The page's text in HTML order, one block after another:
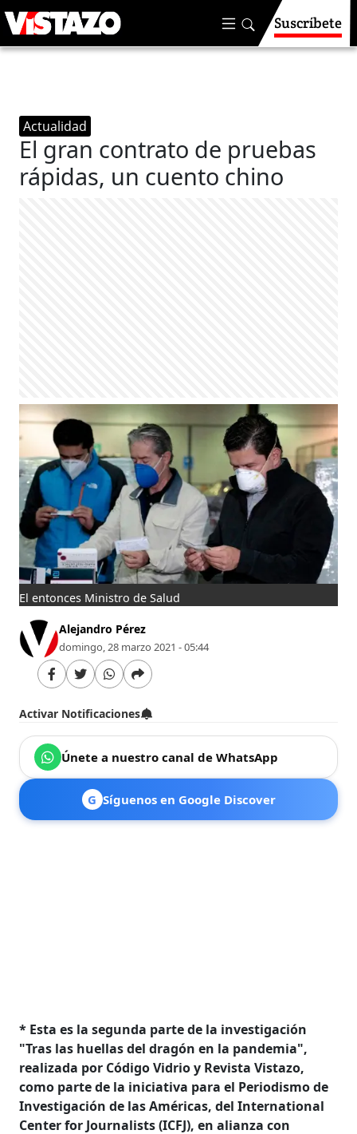
Suscríbete
Actualidad
El gran contrato de pruebas
rápidas, un cuento chino
El entonces Ministro de Salud
Alejandro Pérez
domingo, 28 marzo 2021 - 05:44
Activar Notificaciones
Únete a nuestro canal de WhatsApp
G Síguenos en Google Discover
* Esta es la segunda parte de la investigación
"Tras las huellas del dragón en la pandemia",
realizada por Código Vidrio y Revista Vistazo,
como parte de la iniciativa para el Periodismo de
Investigación de las Américas, del International
Center for Journalists (ICFJ), en alianza con